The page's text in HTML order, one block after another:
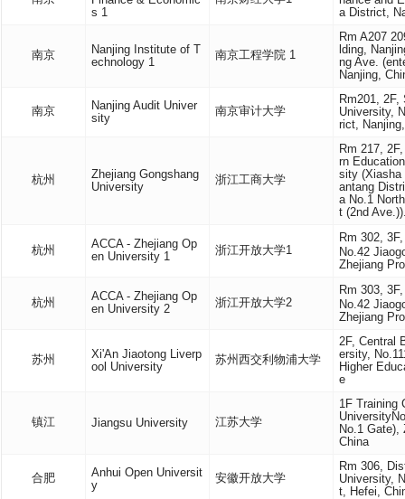
s 1
a District,
南京
Nanjing Institute of T
echnology 1
南京工程学院 1
Rm A207
lding,
ng Ave.
Nanjing,
南京
Nanjing Audit Univer
sity
南京审计大学
Rm201, 2F,
University,
rict,
杭州
Zhejiang Gongshang
University
浙江工商大学
Rm 217,
rn
sity (Xiasha
antang
a No.1
t (2nd
杭州
ACCA - Zhejiang Op
en University 1
浙江开放大学1
Rm 302,
No.42
Zhejiang
杭州
ACCA - Zhejiang Op
en University 2
浙江开放大学2
Rm 303,
No.42
Zhejiang
苏州
Xi'An Jiaotong Liverp
ool University
苏州西交利物浦大学
2F, Central
ersity,
Higher
e
镇江 Jiangsu University 江苏大学
1F Training
No.1 Gate),
China
合肥
Anhui Open Universit
y
安徽开放大学
Rm 306,
University,
t, Hefei,